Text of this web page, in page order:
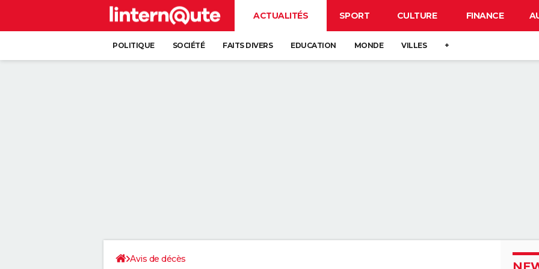
ACTUALITÉS SPORT CULTURE FINANCE
POLITIQUE SOCIÉTÉ FAITS DIVERS EDUCATION MONDE VILLES +
Avis de décès